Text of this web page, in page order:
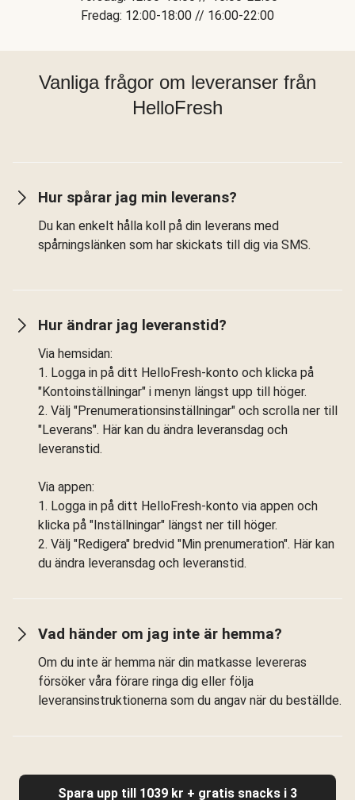
Fredag: 12:00-18:00 // 16:00-22:00
Vanliga frågor om leveranser från
HelloFresh
Hur spårar jag min leverans?
Du kan enkelt hålla koll på din leverans med
spårningslänken som har skickats till dig via SMS.
Hur ändrar jag leveranstid?
Via hemsidan:
1. Logga in på ditt HelloFresh-konto och klicka på
"Kontoinställningar" i menyn längst upp till höger.
2. Välj "Prenumerationsinställningar" och scrolla ner till
"Leverans". Här kan du ändra leveransdag och
leveranstid.
Via appen:
1. Logga in på ditt HelloFresh-konto via appen och
klicka på "Inställningar" längst ner till höger.
2. Välj "Redigera" bredvid "Min prenumeration". Här kan
du ändra leveransdag och leveranstid.
Vad händer om jag inte är hemma?
Om du inte är hemma när din matkasse levereras
försöker våra förare ringa dig eller följa
leveransinstruktionerna som du angav när du beställde.
Spara upp till 1039 kr + gratis snacks i 3